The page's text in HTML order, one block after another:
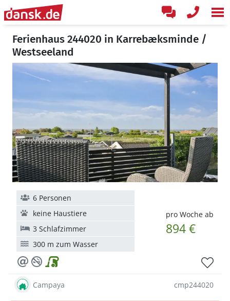
Ferienhaus 244020 in Karrebæksminde /
Westseeland
pro Woche ab
894 €
6 Personen
keine Haustiere
3 Schlafzimmer
300 m zum Wasser
Campaya cmp244020